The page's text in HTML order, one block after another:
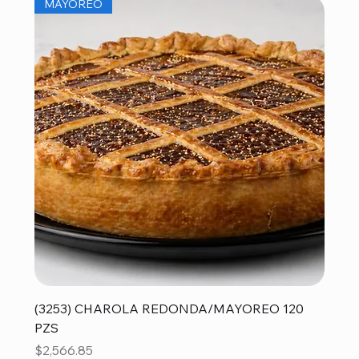
MAYOREO
(3253) CHAROLA REDONDA/MAYOREO 120
PZS
Precio
$2,566.85